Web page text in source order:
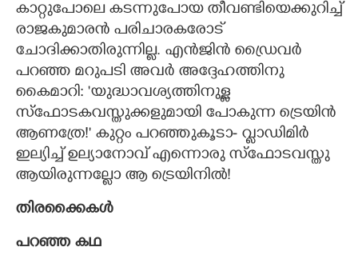
കാറ്റുപോലെ കടന്നുപോയ തീവണ്ടിയെക്കുറിച്ച്
രാജകുമാരൻ പരിചാരകരോട്
ചോദിക്കാതിരുന്നില്ല. എൻജിൻ ഡ്രൈവർ
പറഞ്ഞ മറുപടി അവർ അദ്ദേഹത്തിനു
കൈമാറി: 'യുദ്ധാവശ്യത്തിനുള്ള
സ്ഫോടകവസ്തുക്കളുമായി പോകുന്ന ട്രെയിൻ
ആണത്രേ!" കുറ്റം പറഞ്ഞുകൂടാ- വ്ളാഡിമിർ
ഇല്യിച്ച് ഉല്യാനോവ് എന്നൊരു സ്ഫോടവസ്തു
ആയിരുന്നല്ലോ ആ ട്രെയിനിൽ!
തിരക്കൈകൾ
പറഞ്ഞ കഥ